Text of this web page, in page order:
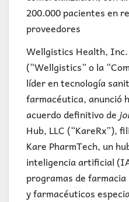
200.000 pacientes en
proveedores
Wellgistics Health, Inc.
(“Wellgistics” o la
líder en tecnología
farmacéutica, anunció
acuerdo definitivo de
Hub, LLC (“KareRx”),
Kare PharmTech, un
inteligencia artificial
programas de
y farmacéuticos